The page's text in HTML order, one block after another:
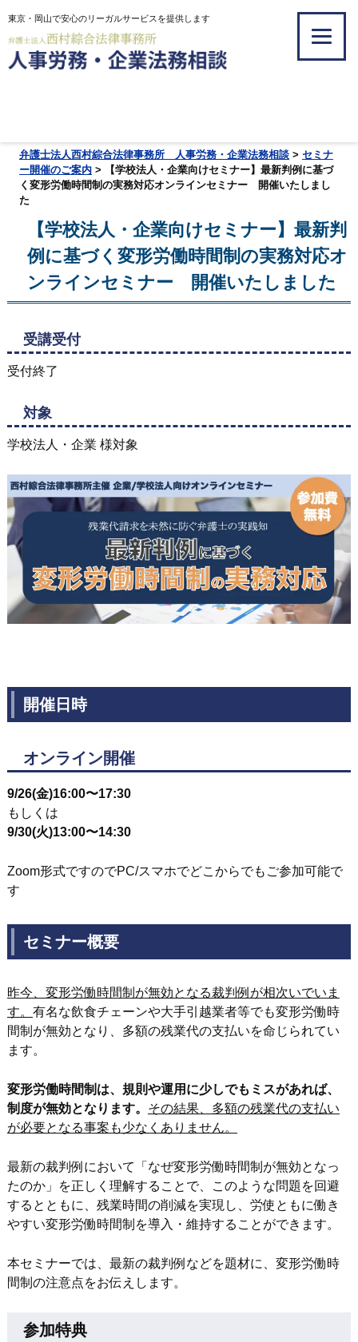
東京・岡山で安心のリーガルサービスを提供します
弁護士法人西村綜合法律事務所 人事労務・企業法務相談> セミナ
ー開催のご案内> 【学校法人・企業向けセミナー】最新判例に基づ
く変形労働時間制の実務対応オンラインセミナー 開催いたしまし
た
【学校法人・企業向けセミナー】最新判
例に基づく変形労働時間制の実務対応オ
ンラインセミナー 開催いたしました
受講受付
受付終了
対象
学校法人・企業 様対象
開催日時
オンライン開催
9/26(金)16:00〜17:30
もしくは
9/30(火)13:00〜14:30
Zoom形式ですのでPC/スマホでどこからでもご参加可能で
す
セミナー概要
昨今、 変形労働時間制が無効となる裁判例が相次いでいま
す。 有名な飲食チェーンや大手引越業者等でも変形労働時
間制が無効となり、多額の残業代の支払いを命じられてい
ます。
変形労働時間制は、規則や運用に少しでもミスがあれば、
制度が無効となります。 その結果、多額の残業代の支払い
が必要となる事案も少なくありません。
最新の裁判例において「なぜ変形労働時間制が無効となっ
たのか」を正しく理解することで、このような問題を回避
するとともに、残業時間の削減を実現し、労使ともに働き
やすい変形労働時間制を導入・維持することができます。
本セミナーでは、最新の裁判例などを題材に、変形労働時
間制の注意点をお伝えします。
参加特典